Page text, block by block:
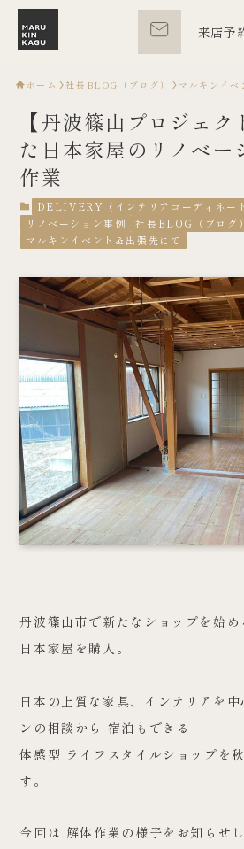
来店予
ホーム 社長BLOG（ブログ） マルキンイベ
【丹波篠山プロジェク
た日本家屋のリノベ
作業
DELIVERY（インテリアコーディネー
リノベーション事例
社長BLOG（ブログ）
マルキンイベント＆出張先にて
丹波篠山市で新たなショップを始
日本家屋を購入。
日本の上質な家具、インテリアを
ンの相談から 宿泊もできる
体感型 ライフスタイルショップを
す。
今回は 解体作業の様子をお知らせし